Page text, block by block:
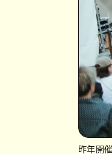
昨年開